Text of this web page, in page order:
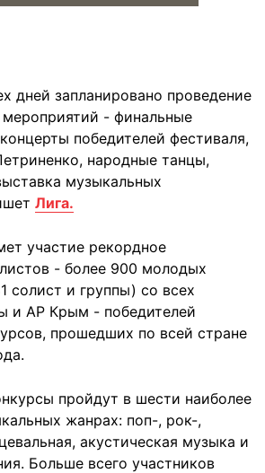
дней запланировано проведение
мероприятий - финальные
победителей фестиваля,
народные танцы,
музыкальных
Лига.
участие рекордное
- более 900 молодых
солист и группы) со всех
и АР Крым - победителей
прошедших по всей стране
пройдут в шести наиболее
жанрах: поп-, рок-,
акустическая музыка и
Больше всего участников